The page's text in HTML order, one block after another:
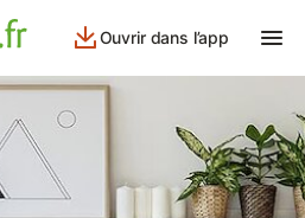
Ouvrir dans l’app